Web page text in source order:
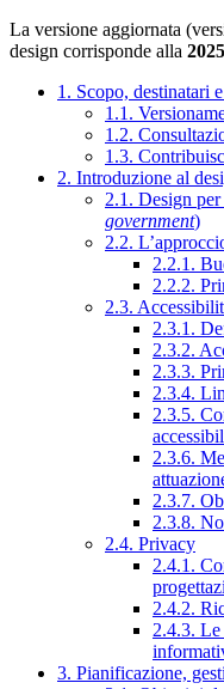
La versione aggiornata
design corrisponde alla
1. Scopo, destinatari
1.1.
1.2.
1.3.
2. Introduzione al
2.1. Design
government)
2.2.
2.2.1.
2.2.2.
2.3.
2.3.1.
2.3.2.
2.3.3.
2.3.4.
2.3.5.
2.3.6.
2.3.7.
2.3.8.
2.4. Privacy
2.4.1.
2.4.2.
2.4.3. Le
3. Pianificazione,